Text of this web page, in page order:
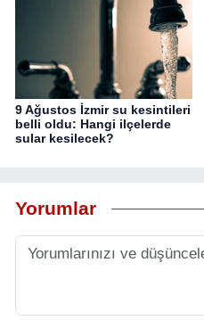
9 Ağustos İzmir su kesintileri
belli oldu: Hangi ilçelerde
sular kesilecek?
Yorumlar